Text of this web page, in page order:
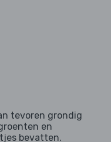
tevoren grondig
en
bevatten.